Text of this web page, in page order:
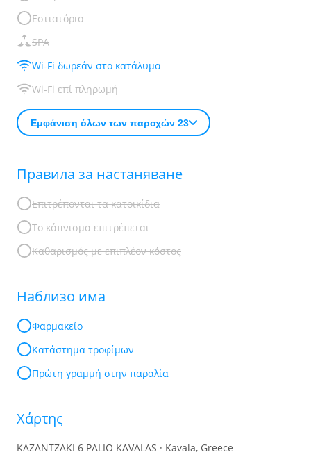
Εστιατόριο
SPA
Wi-Fi δωρεάν στο κατάλυμα
Wi-Fi επί πληρωμή
Εμφάνιση όλων των παροχών 23
Правила за настаняване
Επιτρέπονται τα κατοικίδια
Το κάπνισμα επιτρέπεται
Καθαρισμός με επιπλέον κόστος
Наблизо има
Φαρμακείο
Κατάστημα τροφίμων
Πρώτη γραμμή στην παραλία
Χάρτης
KAZANTZAKI 6 PALIO KAVALAS · Kavala, Greece